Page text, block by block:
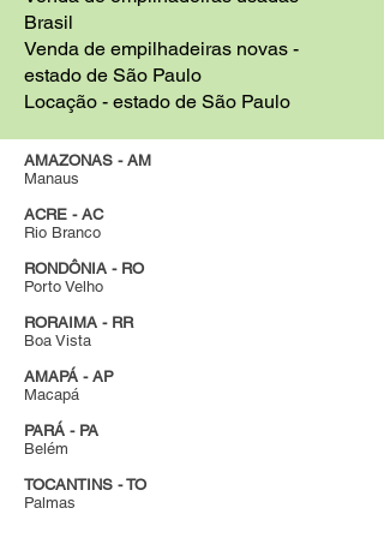
Brasil
Venda de empilhadeiras novas -
estado de São Paulo
Locação - estado de São Paulo
AMAZONAS - AM
Manaus
ACRE - AC
Rio Branco
RONDÔNIA - RO
Porto Velho
RORAIMA - RR
Boa Vista
AMAPÁ - AP
Macapá
PARÁ - PA
Belém
TOCANTINS - TO
Palmas